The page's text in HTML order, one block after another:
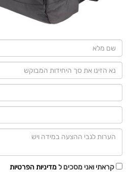
קראתי ואני מסכים למדיניות הפרטיות